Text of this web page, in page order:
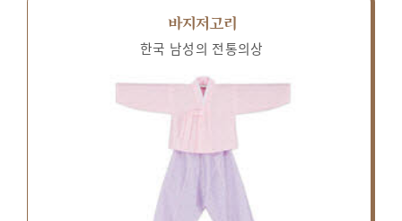
바지저고리
한국 남성의 전통의상